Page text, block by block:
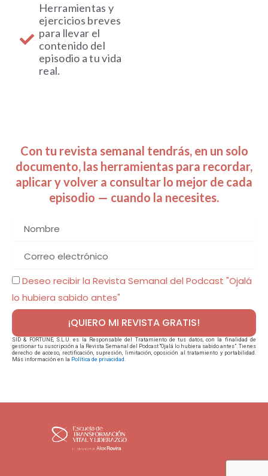
Herramientas y
ejercicios breves
para llevar el
contenido del
episodio a tu vida
real.
Con tu revista semanal tendrás, en un solo
documento, las herramientas para recordar,
aplicar y volver a consultar lo mejor de cada
episodio — cuando la necesites.
Nombre
Correo
electrónico
Deseo recibir la Revista Semanal del Podcast "Ojalá
lo hubiera sabido antes"
¡QUIERO MI REVISTA GRATIS!
SID & FORTUNE, S.L.U. es la Responsable del Tratamiento de tus datos, con la finalidad de
gestionar tu suscripción a la Revista Semanal del Podcast “Ojalá lo hubiera sabido antes”. Tienes
derecho de acceso, rectificación, supresión, limitación, oposición al tratamiento y portabilidad.
Más información en la Política de privacidad